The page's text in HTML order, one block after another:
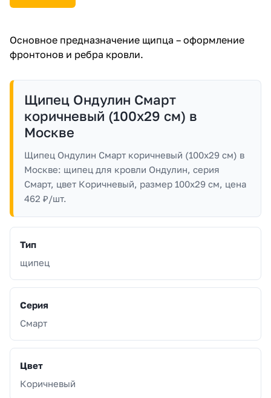
Основное предназначение щипца – оформление
фронтонов и ребра кровли.
Щипец Ондулин Смарт
коричневый (100х29 см) в
Москве
Щипец Ондулин Смарт коричневый (100х29 см) в
Москве: щипец для кровли Ондулин, серия
Смарт, цвет Коричневый, размер 100x29 см, цена
462 ₽/шт.
Тип
щипец
Серия
Смарт
Цвет
Коричневый